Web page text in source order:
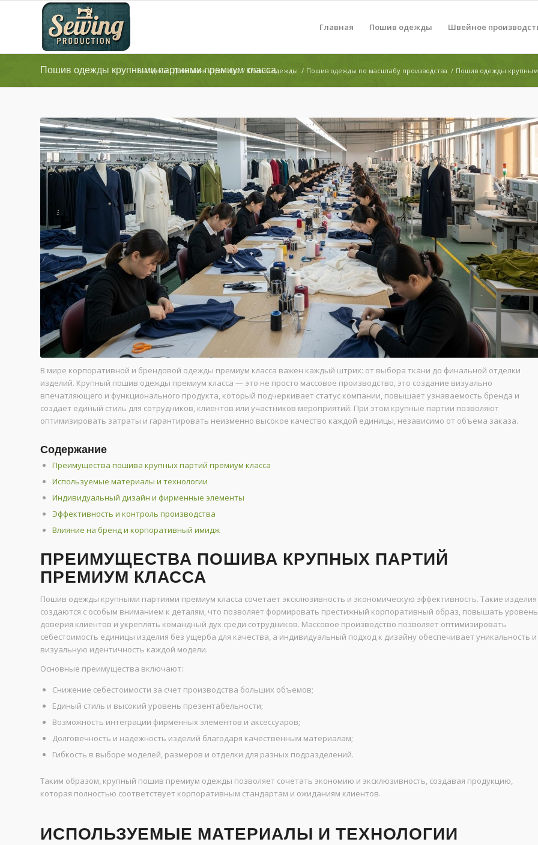
Главная Пошив одежды Швейное
Пошив одежды крупными партиями премиум класса
Вы здесь: Домашняя страница / Пошив одежды / Пошив одежды по масштабу производства / Пошив одежды
В мире корпоративной и брендовой одежды премиум класса важен каждый штрих: от выбора ткани до финальной отделки
изделий. Крупный пошив одежды премиум класса — это не просто массовое производство, это создание визуально
впечатляющего и функционального продукта, который подчеркивает статус компании, повышает узнаваемость бренда и
создает единый стиль для сотрудников, клиентов или участников мероприятий. При этом крупные партии позволяют
оптимизировать затраты и гарантировать неизменно высокое качество каждой единицы, независимо от объема заказа.
Содержание
Преимущества пошива крупных партий премиум класса
Используемые материалы и технологии
Индивидуальный дизайн и фирменные элементы
Эффективность и контроль производства
Влияние на бренд и корпоративный имидж
ПРЕИМУЩЕСТВА ПОШИВА КРУПНЫХ ПАРТИЙ
ПРЕМИУМ КЛАССА
Пошив одежды крупными партиями премиум класса сочетает эксклюзивность и экономическую эффективность. Такие изделия
создаются с особым вниманием к деталям, что позволяет формировать престижный корпоративный образ, повышать уровень
доверия клиентов и укреплять командный дух среди сотрудников. Массовое производство позволяет оптимизировать
себестоимость единицы изделия без ущерба для качества, а индивидуальный подход к дизайну обеспечивает уникальность и
визуальную идентичность каждой модели.
Основные преимущества включают:
Снижение себестоимости за счет производства больших объемов;
Единый стиль и высокий уровень презентабельности;
Возможность интеграции фирменных элементов и аксессуаров;
Долговечность и надежность изделий благодаря качественным материалам;
Гибкость в выборе моделей, размеров и отделки для разных подразделений.
Таким образом, крупный пошив премиум одежды позволяет сочетать экономию и эксклюзивность, создавая продукцию,
которая полностью соответствует корпоративным стандартам и ожиданиям клиентов.
ИСПОЛЬЗУЕМЫЕ МАТЕРИАЛЫ И ТЕХНОЛОГИИ